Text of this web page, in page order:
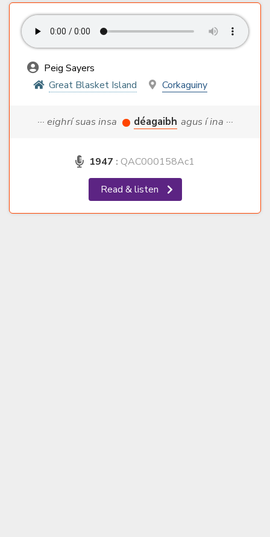
Peig Sayers
Great Blasket Island
Corkaguiny
··· eighrí suas insa déagaibh agus í ina ···
1947 : QAC000158Ac1
Read & listen